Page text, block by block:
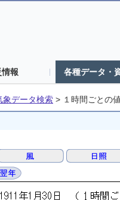
情報 各種データ・
象データ検索 > １時間ごとの